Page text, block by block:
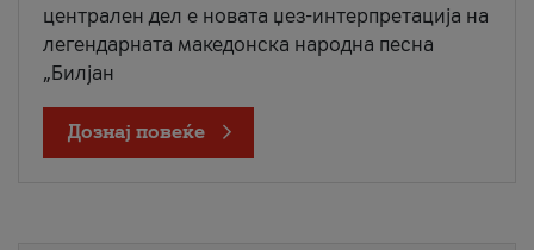
централен дел е новата џез-интерпретација на
легендарната македонска народна песна
„Билјан
Дознај повеќе